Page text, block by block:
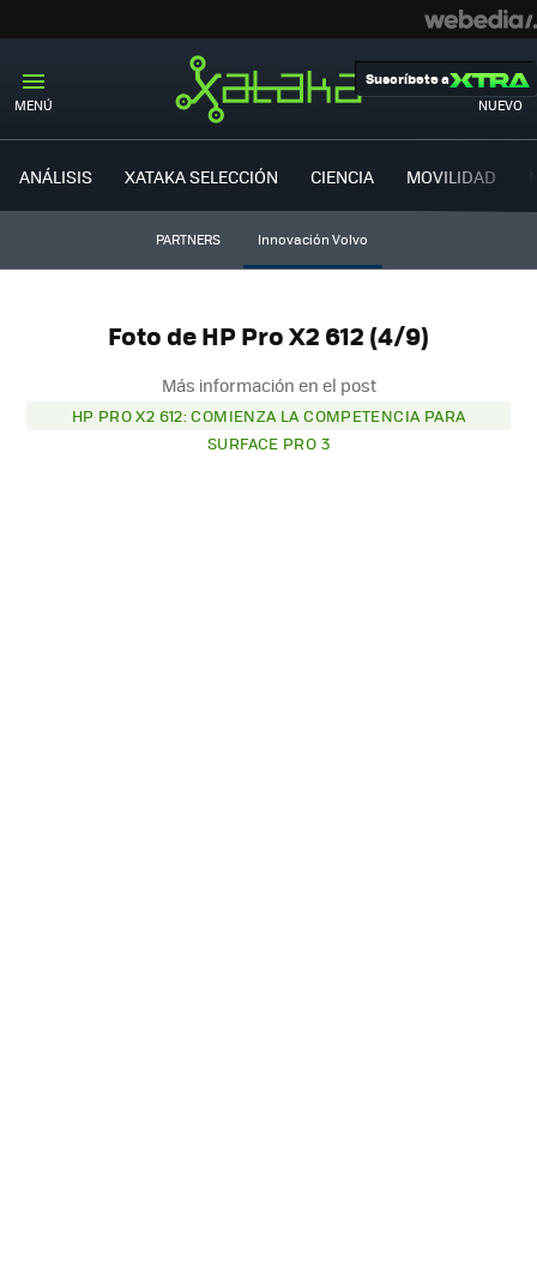
MENÚ NUEVO
Suscríbete a
ANÁLISIS XATAKA SELECCIÓN CIENCIA MOVILIDAD
PARTNERS Innovación Volvo
Foto de HP Pro X2 612 (4/9)
Más información en el post
HP PRO X2 612: COMIENZA LA COMPETENCIA PARA
SURFACE PRO 3